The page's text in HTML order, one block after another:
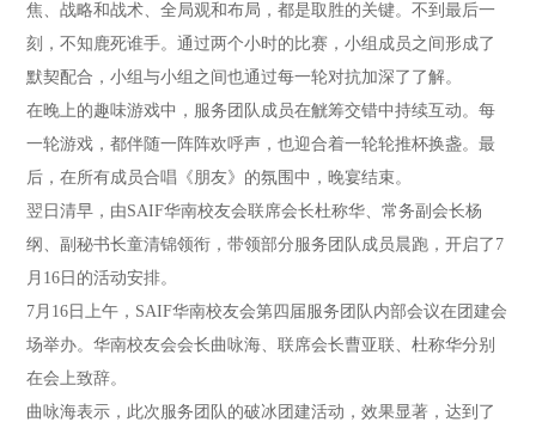
焦、战略和战术、全局观和布局，都是取胜的关键。不到最后一
刻，不知鹿死谁手。通过两个小时的比赛，小组成员之间形成了
默契配合，小组与小组之间也通过每一轮对抗加深了了解。
在晚上的趣味游戏中，服务团队成员在觥筹交错中持续互动。每
一轮游戏，都伴随一阵阵欢呼声，也迎合着一轮轮推杯换盏。最
后，在所有成员合唱《朋友》的氛围中，晚宴结束。
翌日清早，由SAIF华南校友会联席会长杜称华、常务副会长杨
纲、副秘书长童清锦领衔，带领部分服务团队成员晨跑，开启了7
月16日的活动安排。
7月16日上午，SAIF华南校友会第四届服务团队内部会议在团建会
场举办。华南校友会会长曲咏海、联席会长曹亚联、杜称华分别
在会上致辞。
曲咏海表示，此次服务团队的破冰团建活动，效果显著，达到了